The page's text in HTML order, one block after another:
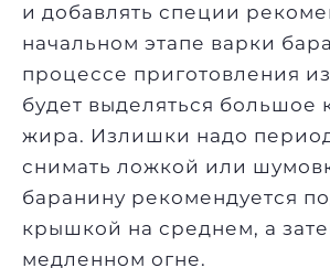
и добавлять специи
начальном этапе варки
процессе приготовления
будет выделяться большое
жира. Излишки надо
снимать ложкой или
баранину рекомендуется
крышкой на среднем, а
медленном огне.